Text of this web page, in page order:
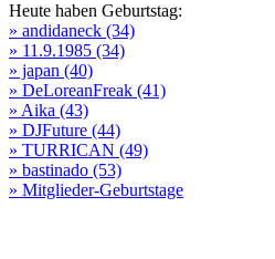
Heute haben Geburtstag:
» andidaneck (34)
» 11.9.1985 (34)
» japan (40)
» DeLoreanFreak (41)
» Aika (43)
» DJFuture (44)
» TURRICAN (49)
» bastinado (53)
» Mitglieder-Geburtstage